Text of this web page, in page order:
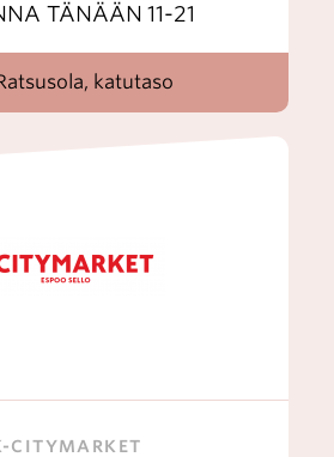
TÄNÄÄN 11-21
katutaso
CITYMARKET